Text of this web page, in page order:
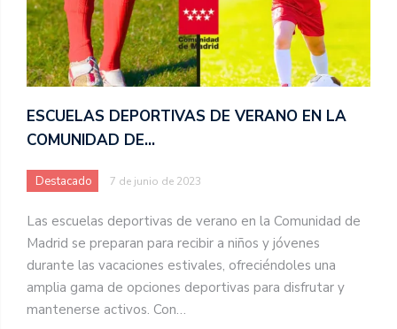
ESCUELAS DEPORTIVAS DE VERANO EN LA
COMUNIDAD DE…
Destacado 7 de junio de 2023
Las escuelas deportivas de verano en la Comunidad de
Madrid se preparan para recibir a niños y jóvenes
durante las vacaciones estivales, ofreciéndoles una
amplia gama de opciones deportivas para disfrutar y
mantenerse activos. Con…